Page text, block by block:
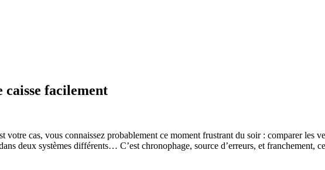
caisse facilement
cas, vous connaissez probablement ce moment frustrant du soir : comparer les
deux systèmes différents… C’est chronophage, source d’erreurs, et franchement,